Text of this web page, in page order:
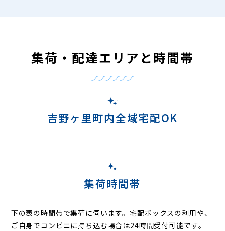
集荷・配達エリアと時間帯
吉野ヶ里町内全域宅配OK
集荷時間帯
下の表の時間帯で集荷に伺います。宅配ボックスの利用や、
ご自身でコンビニに持ち込む場合は24時間受付可能です。